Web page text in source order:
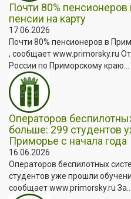
Почти 80%
пенсии на карту
17.06.2026
Почти 80% пенсионеров в
, сообщает www.primorsky.ru
России по Приморскому краю...
Операторов
больше: 299 студентов
Приморье с начала года
16.06.2026
Операторов беспилотных
студентов уже прошли
сообщает www.primorsky.ru За...